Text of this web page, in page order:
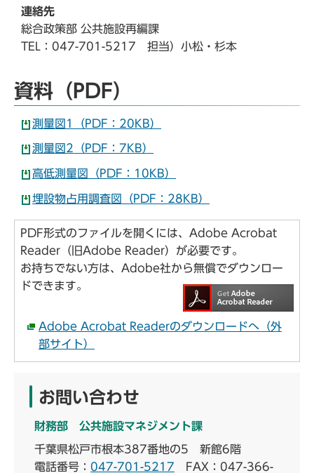
連絡先
総合政策部 公共施設再編課
TEL：047-701-5217 担当）小松・杉本
資料（PDF）
測量図1（PDF：20KB）
測量図2（PDF：7KB）
高低測量図（PDF：10KB）
埋設物占用調査図（PDF：28KB）
PDF形式のファイルを開くには、Adobe Acrobat
Reader（旧Adobe Reader）が必要です。
お持ちでない方は、Adobe社から無償でダウンロー
ドできます。
Adobe Acrobat Readerのダウンロードへ（外
部サイト）
お問い合わせ
財務部 公共施設マネジメント課
千葉県松戸市根本387番地の5 新館6階
電話番号： 047-701-5217 FAX：047-366-